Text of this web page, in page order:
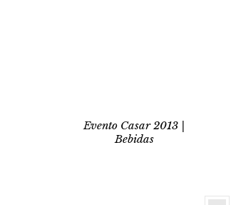
Evento Casar 2013 |
Bebidas